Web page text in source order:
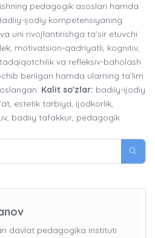
pedagogik asoslari hamda
ijodiy kompetensiyaning
uni rivojlantirishga ta’sir etuvchi
motivatsion-qadriyatli, kognitiv,
va refleksiv-baholash
berilgan hamda ularning ta’lim
Kalit so'zlar: badiiy-ijodiy
estetik tarbiya, ijodkorlik,
badiiy tafakkur, pedagogik
davlat pedagogika instituti